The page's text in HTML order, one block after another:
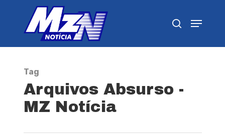
Tag
Arquivos Absurso -
MZ Notícia